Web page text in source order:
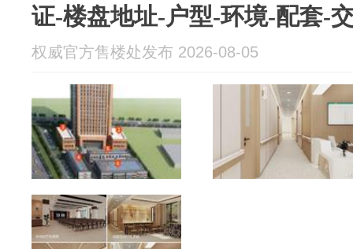
证-楼盘地址-户型-环境-配套-
权威官方售楼处发布 2026-08-05